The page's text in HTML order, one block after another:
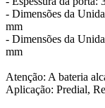
- Dimensões da
mm
- Dimensões da
mm
Atenção: A bateria
Aplicação: Predial,